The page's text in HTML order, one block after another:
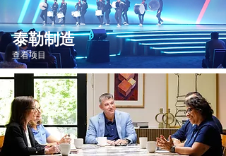
泰勒制造
查看项目